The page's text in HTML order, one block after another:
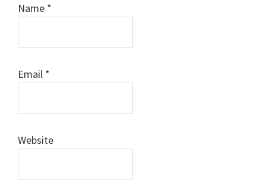
Name *
Email *
Website